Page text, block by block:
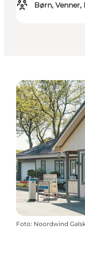
Børn,
Foto: Noordwind